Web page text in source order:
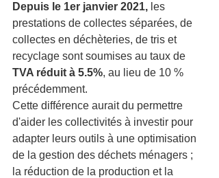
Depuis le 1er janvier 2021, les
prestations de collectes séparées, de
collectes en déchèteries, de tris et
recyclage sont soumises au taux de
TVA réduit à 5.5%, au lieu de 10 %
précédemment.
Cette différence aurait du permettre
d'aider les collectivités à investir pour
adapter leurs outils à une optimisation
de la gestion des déchets ménagers ;
la réduction de la production et la